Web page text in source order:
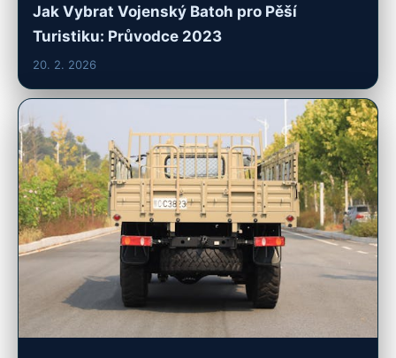
Jak Vybrat Vojenský Batoh pro Pěší
Turistiku: Průvodce 2023
20. 2. 2026